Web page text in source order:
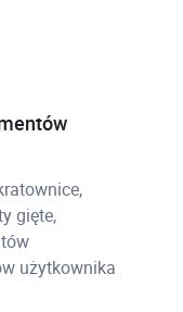
gięte,
użytkownika